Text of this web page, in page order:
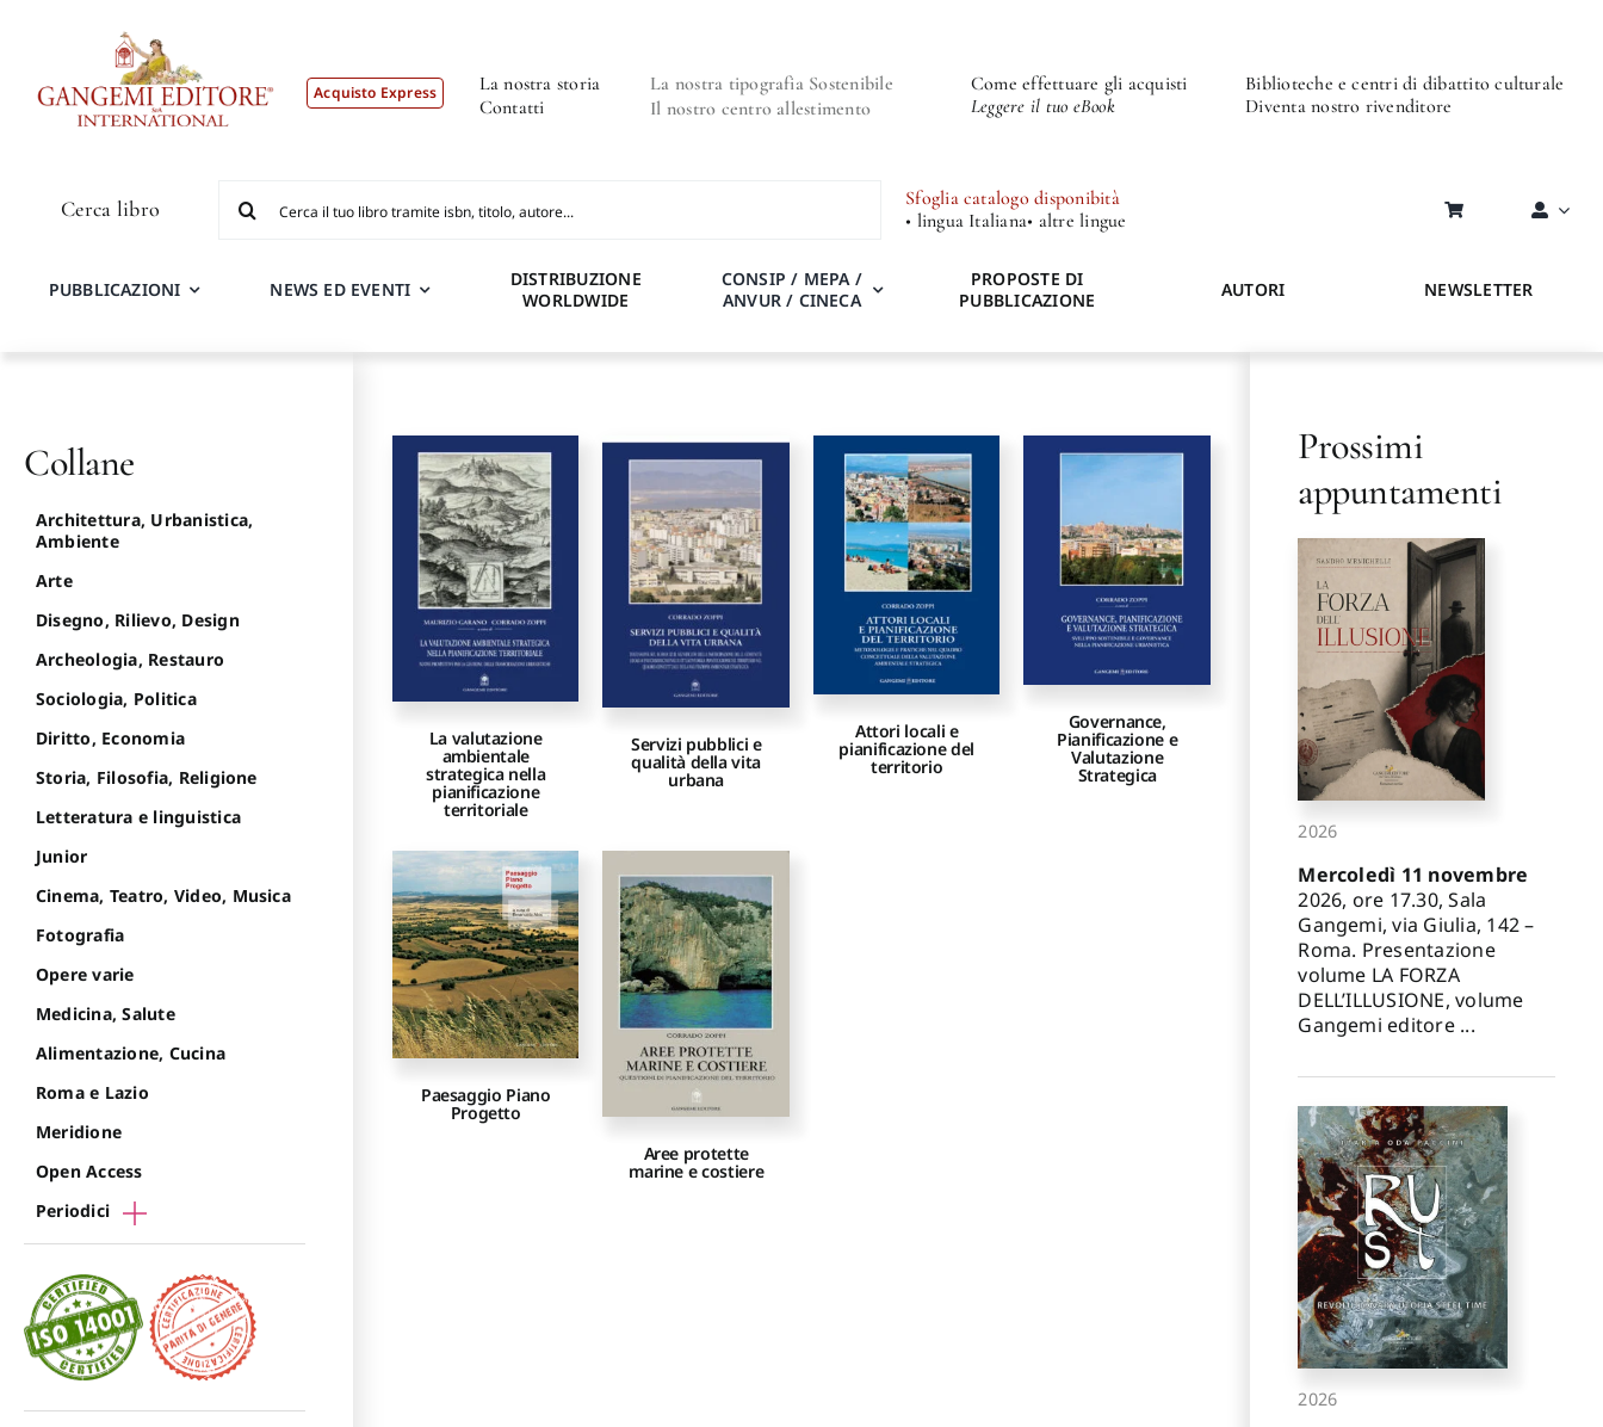
Acquisto Express
La nostra storia
Contatti
La nostra tipografia Sostenibile
Il nostro centro allestimento
Come effettuare gli acquisti
Leggere il tuo eBook
Biblioteche e centri di dibattito culturale
Diventa nostro rivenditore
Cerca libro
per:
Sfoglia catalogo disponibità
• lingua Italiana• altre lingue
PUBBLICAZIONI NEWS ED EVENTI
DISTRIBUZIONE
WORLDWIDE
CONSIP / MEPA /
ANVUR / CINECA
PROPOSTE DI
PUBBLICAZIONE
AUTORI NEWSLETTER
La valutazione
ambientale
strategica nella
pianificazione
territoriale
Servizi pubblici e
qualità della vita
urbana
Attori locali e
pianificazione del
territorio
Governance,
Pianificazione e
Valutazione
Strategica
Paesaggio Piano
Progetto
Aree protette
marine e costiere
Collane
Architettura, Urbanistica,
Ambiente
Arte
Disegno, Rilievo, Design
Archeologia, Restauro
Sociologia, Politica
Diritto, Economia
Storia, Filosofia, Religione
Letteratura e linguistica
Junior
Cinema, Teatro, Video, Musica
Fotografia
Opere varie
Medicina, Salute
Alimentazione, Cucina
Roma e Lazio
Meridione
Open Access
Periodici
Prossimi
appuntamenti
2026
Mercoledì 11 novembre
2026, ore 17.30, Sala
Gangemi, via Giulia, 142 –
Roma. Presentazione
volume LA FORZA
DELL’ILLUSIONE, volume
Gangemi editore ...
2026